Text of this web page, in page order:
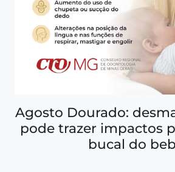
Agosto Dourado:
pode trazer impactos
bucal do